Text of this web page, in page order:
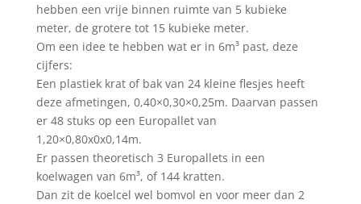
hebben een vrije binnen ruimte van 5 kubieke
meter, de grotere tot 15 kubieke meter.
Om een idee te hebben wat er in 6m³ past, deze
cijfers:
Een plastiek krat of bak van 24 kleine flesjes heeft
deze afmetingen, 0,40×0,30×0,25m. Daarvan passen
er 48 stuks op een Europallet van
1,20×0,80x0x0,14m.
Er passen theoretisch 3 Europallets in een
koelwagen van 6m³, of 144 kratten.
Dan zit de koelcel wel bomvol en voor meer dan 2